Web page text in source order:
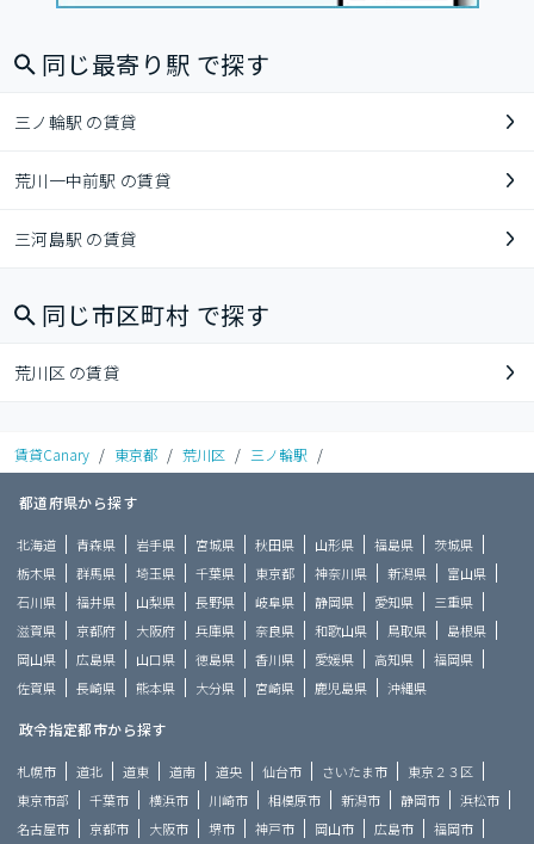
同じ最寄り駅 で探す
三ノ輪駅 の賃貸
荒川一中前駅 の賃貸
三河島駅 の賃貸
同じ市区町村 で探す
荒川区 の賃貸
賃貸Canary / 東京都 / 荒川区 / 三ノ輪駅 /
都道府県から探す
北海道 青森県 岩手県 宮城県 秋田県 山形県 福島県
茨城県
栃木県
群馬県 埼玉県 千葉県 東京都 神奈川県 新潟県
富山県
石川県
福井県 山梨県 長野県 岐阜県 静岡県 愛知県
三重県
滋賀県
京都府 大阪府 兵庫県 奈良県 和歌山県 鳥取県
島根県
岡山県
広島県 山口県 徳島県 香川県 愛媛県 高知県
福岡県
佐賀県
長崎県 熊本県 大分県 宮崎県 鹿児島県 沖縄県
政令指定都市から探す
札幌市 道北 道東 道南 道央 仙台市 さいたま市
東京２３区
東京市部
千葉市 横浜市 川崎市 相模原市 新潟市 静岡市
浜松市
名古屋市
京都市 大阪市 堺市 神戸市 岡山市 広島市 福岡市